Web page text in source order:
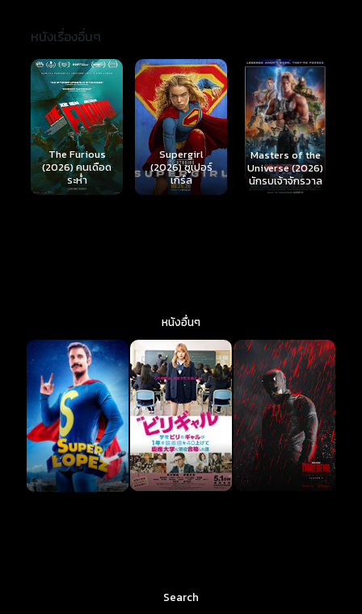
หนังเรื่องอื่นๆ
The Furious
(2026) คนเดือด
ระห่ำ
Supergirl
(2026) ซูเปอร์
เกิร์ล
Masters of the
Universe (2026)
นักรบเจ้าจักรวาล
หนังอื่นๆ
Search